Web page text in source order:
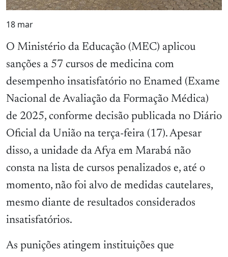
18 mar
O Ministério da Educação (MEC) aplicou
sanções a 57 cursos de medicina com
desempenho insatisfatório no Enamed (Exame
Nacional de Avaliação da Formação Médica)
de 2025, conforme decisão publicada no Diário
Oficial da União na terça-feira (17). Apesar
disso, a unidade da Afya em Marabá não
consta na lista de cursos penalizados e, até o
momento, não foi alvo de medidas cautelares,
mesmo diante de resultados considerados
insatisfatórios.
As punições atingem instituições que